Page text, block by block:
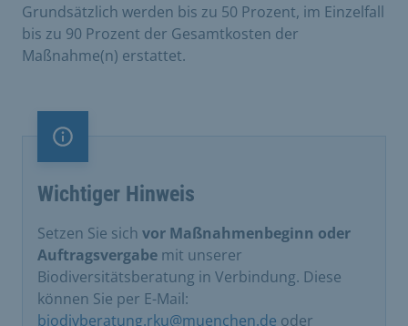
​Grundsätzlich werden bis zu 50 Prozent, im Einzelfall
bis zu 90 Prozent der Gesamtkosten der
Maßnahme(n) erstattet.
Information
Wichtiger Hinweis
​Setzen Sie sich vor Maßnahmenbeginn oder
Auftragsvergabe mit unserer
Biodiversitätsberatung in Verbindung. Diese
können Sie per E-Mail:
biodivberatung.rku@muenchen.de oder